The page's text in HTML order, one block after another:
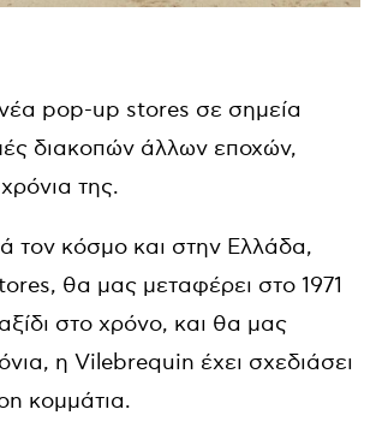
pop-up stores σε σημεία
διακοπών άλλων εποχών,
της.
τον κόσμο και στην Ελλάδα,
, θα μας μεταφέρει στο 1971
στο χρόνο, και θα μας
η Vilebrequin έχει σχεδιάσει
κομμάτια.